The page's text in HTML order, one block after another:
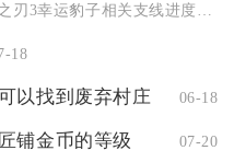
查看影之刃3幸运豹子相关支线进度，优先打开江湖异闻内的事件跟...
18
以找到废弃村庄 06-18
铺金币的等级 07-20